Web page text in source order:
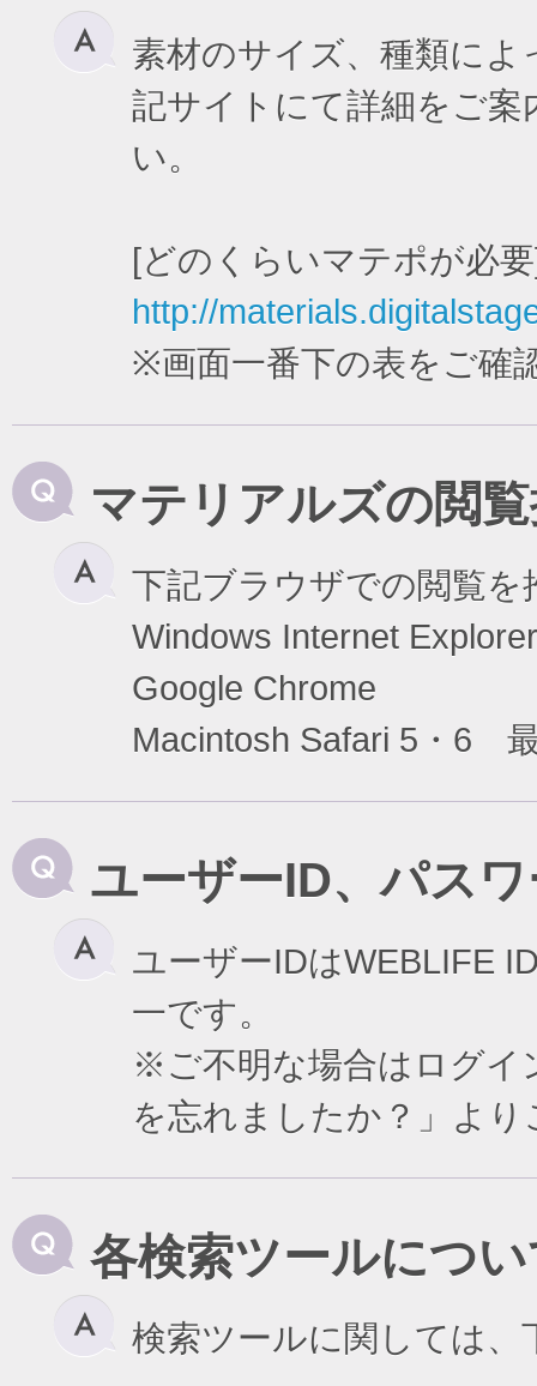
素材のサイズ、種類に
記サイトにて詳細をご
い。
[どのくらいマテポが必
http://
※画面一番下の表をご確
マテリアルズの閲
下記ブラウザでの閲覧を
Windows Internet
Google Chrome
Macintosh Safari 5・6
ユーザーID、パス
ユーザーIDはWEBLIFE
一です。
※ご不明な場合はログイ
を忘れましたか？」よ
各検索ツールにつ
検索ツールに関しては